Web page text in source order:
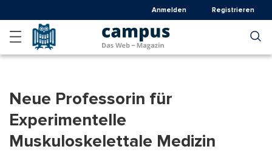
zum
Inhalt
Anmelden Registrieren
Neue Professorin für
Experimentelle
Muskuloskelettale Medizin